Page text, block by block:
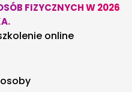
FIZYCZNYCH W 2026
online
osoby